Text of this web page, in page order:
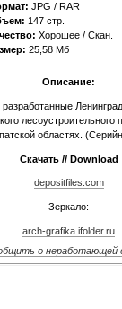
JPG / RAR
147 стр.
Хорошее / Скан.
25,58 Мб
Описание:
областях.
Скачать // Download
depositfiles.com
Зеркало:
arch-grafika.ifolder.ru
о неработающей